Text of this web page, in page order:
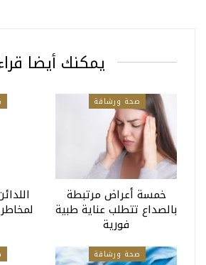
يمكنك أيضا
صحة ورشاقة
خمسة أعراض مرتبطة
بالصداع تتطلب عناية طبية
فورية
صحة ورشاقة